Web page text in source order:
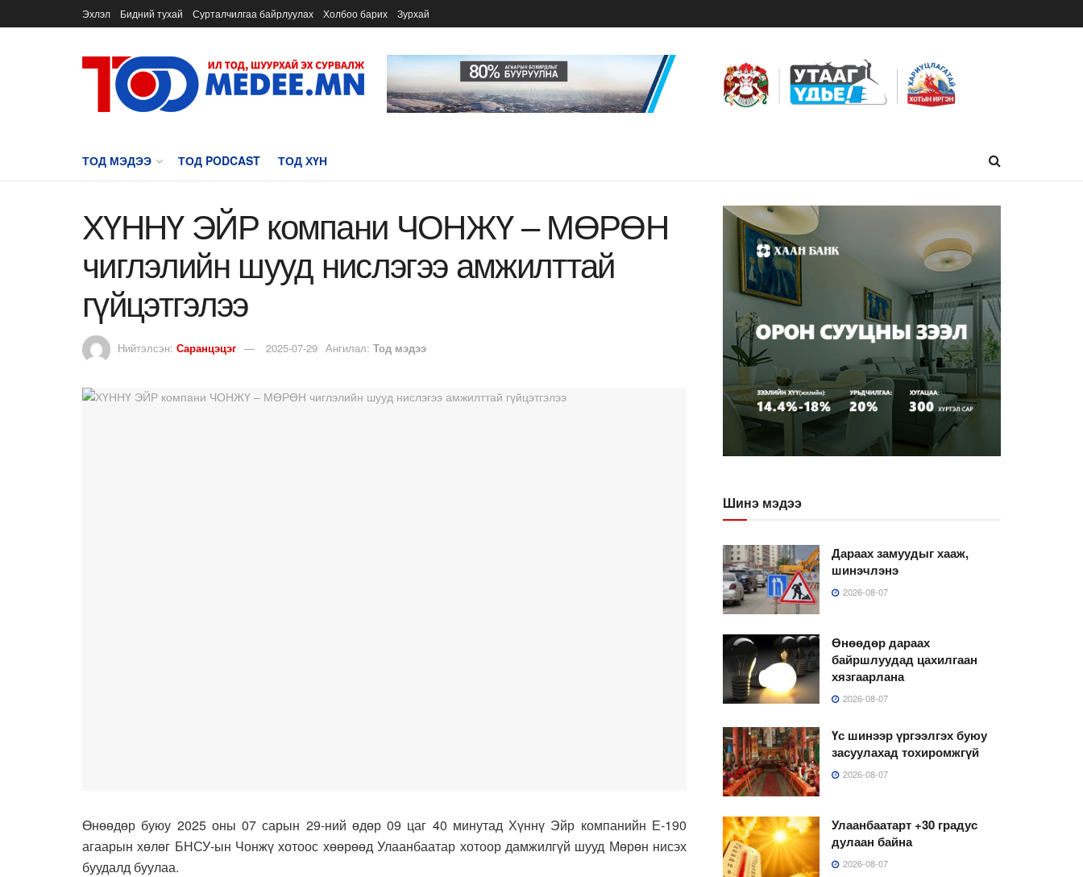
Эхлэл Бидний тухай Сурталчилгаа байрлуулах Холбоо барих Зурхай
ТОД МЭДЭЭ ТОД PODCAST ТОД ХҮН
ХҮННҮ ЭЙР компани ЧОНЖҮ – МӨРӨН
чиглэлийн шууд нислэгээ амжилттай
гүйцэтгэлээ
Нийтэлсэн: Саранцэцэг 2025-07-29 Ангилал: Тод мэдээ
Өнөөдөр буюу 2025 оны 07 сарын 29-ний өдөр 09 цаг 40 минутад Хүннү Эйр компанийн Е-190
агаарын хөлөг БНСУ-ын Чонжү хотоос хөөрөөд Улаанбаатар хотоор дамжилгүй шууд Мөрөн нисэх
буудалд буулаа.
Шинэ мэдээ
Дараах замуудыг хааж,
шинэчлэнэ
2026-08-07
Өнөөдөр дараах
байршлуудад цахилгаан
хязгаарлана
2026-08-07
Үс шинээр үргээлгэх буюу
засуулахад тохиромжгүй
2026-08-07
Улаанбаатарт +30 градус
дулаан байна
2026-08-07